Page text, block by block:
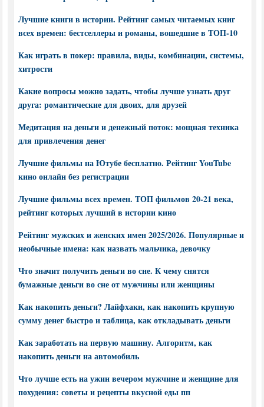
Лучшие книги в истории. Рейтинг самых читаемых книг
всех времен: бестселлеры и романы, вошедшие в ТОП-10
Как играть в покер: правила, виды, комбинации, системы,
хитрости
Какие вопросы можно задать, чтобы лучше узнать друг
друга: романтические для двоих, для друзей
Медитация на деньги и денежный поток: мощная техника
для привлечения денег
Лучшие фильмы на Ютубе бесплатно. Рейтинг YouTube
кино онлайн без регистрации
Лучшие фильмы всех времен. ТОП фильмов 20-21 века,
рейтинг которых лучший в истории кино
Рейтинг мужских и женских имен 2025/2026. Популярные и
необычные имена: как назвать мальчика, девочку
Что значит получить деньги во сне. К чему снятся
бумажные деньги во сне от мужчины или женщины
Как накопить деньги? Лайфхаки, как накопить крупную
сумму денег быстро и таблица, как откладывать деньги
Как заработать на первую машину. Алгоритм, как
накопить деньги на автомобиль
Что лучше есть на ужин вечером мужчине и женщине для
похудения: советы и рецепты вкусной еды пп